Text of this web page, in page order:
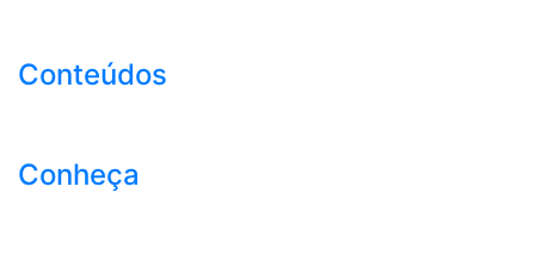
Conteúdos
Conheça